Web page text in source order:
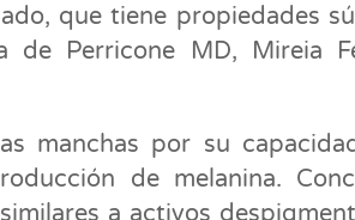
que tiene propiedades
de Perricone MD, Mireia
manchas por su
de melanina.
a activos